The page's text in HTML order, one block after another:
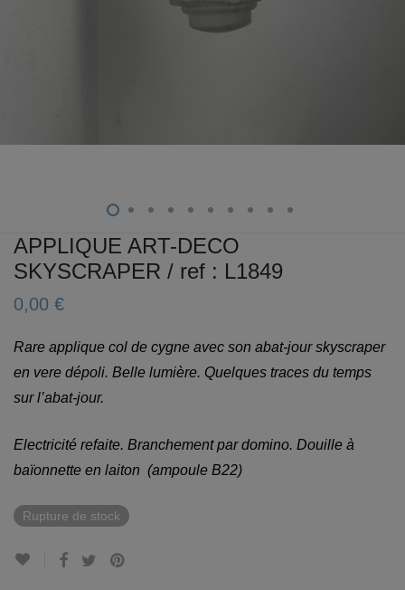
APPLIQUE ART-DECO
SKYSCRAPER / ref : L1849
0,00 €
Rare applique col de cygne avec son abat-jour skyscraper
en vere dépoli. Belle lumière. Quelques traces du temps
sur l’abat-jour.
Electricité refaite. Branchement par domino. Douille à
baïonnette en laiton (ampoule B22)
Rupture de stock